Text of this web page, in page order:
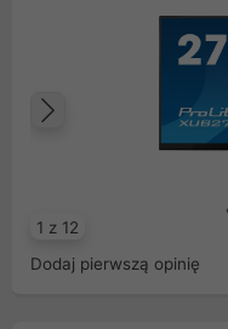
1 z 12
Poprzedni
Dodaj pierwszą opinię